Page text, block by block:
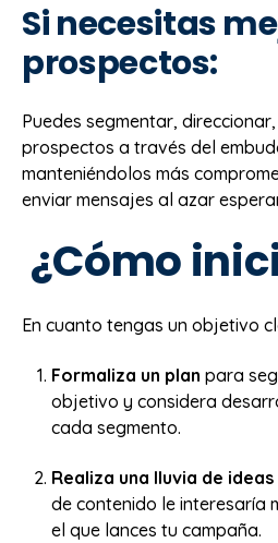
Si necesitas
prospectos:
Puedes segmentar,
prospectos a través del
manteniéndolos más
enviar mensajes al azar
¿Cómo
En cuanto tengas un objetivo
Formaliza un plan para
objetivo y considera
cada segmento.
Realiza una lluvia de
de contenido le interesaría
el que lances tu campaña.